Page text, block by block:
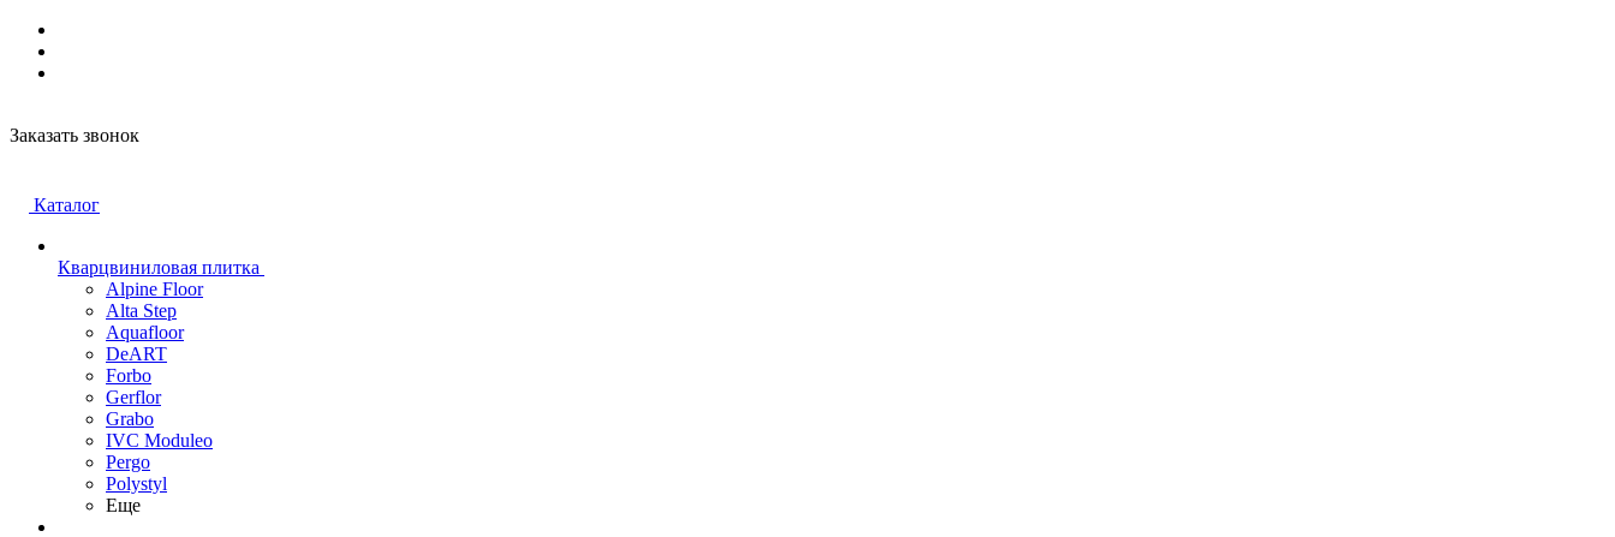
Заказать звонок
Каталог
Кварцвиниловая плитка
Alpine Floor
Alta Step
Aquafloor
DeART
Forbo
Gerflor
Grabo
IVC Moduleo
Pergo
Polystyl
Еще